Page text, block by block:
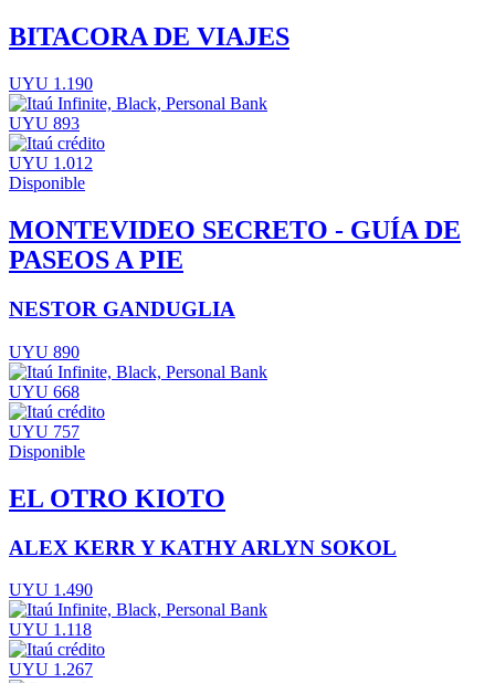
BITACORA DE VIAJES
UYU 1.190
UYU 893
UYU 1.012
Disponible
MONTEVIDEO SECRETO - GUÍA DE
PASEOS A PIE
NESTOR GANDUGLIA
UYU 890
UYU 668
UYU 757
Disponible
EL OTRO KIOTO
ALEX KERR Y KATHY ARLYN SOKOL
UYU 1.490
UYU 1.118
UYU 1.267